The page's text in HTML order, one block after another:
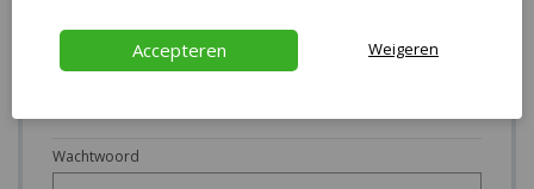
Gebruikersnaam
Wachtwoord
Accepteren Weigeren